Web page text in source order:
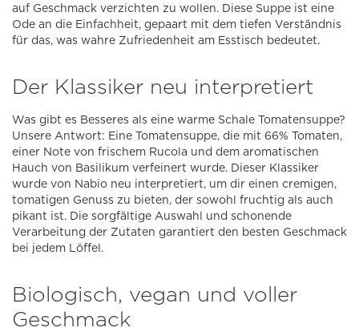
auf Geschmack verzichten zu wollen. Diese Suppe ist eine
Ode an die Einfachheit, gepaart mit dem tiefen Verständnis
für das, was wahre Zufriedenheit am Esstisch bedeutet.
Der Klassiker neu interpretiert
Was gibt es Besseres als eine warme Schale Tomatensuppe?
Unsere Antwort: Eine Tomatensuppe, die mit 66% Tomaten,
einer Note von frischem Rucola und dem aromatischen
Hauch von Basilikum verfeinert wurde. Dieser Klassiker
wurde von Nabio neu interpretiert, um dir einen cremigen,
tomatigen Genuss zu bieten, der sowohl fruchtig als auch
pikant ist. Die sorgfältige Auswahl und schonende
Verarbeitung der Zutaten garantiert den besten Geschmack
bei jedem Löffel.
Biologisch, vegan und voller
Geschmack